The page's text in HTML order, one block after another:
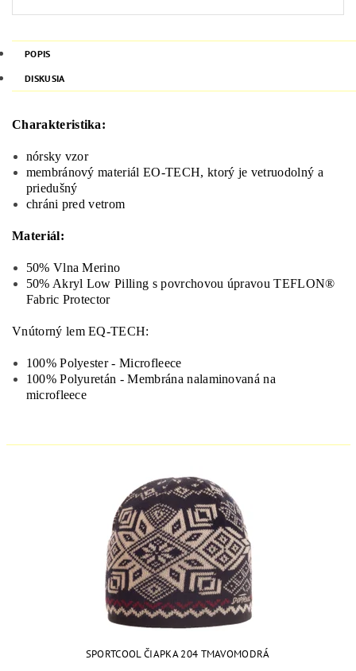
POPIS
DISKUSIA
Charakteristika:
nórsky vzor
membránový materiál EO-TECH, ktorý je vetruodolný a
priedušný
chráni pred vetrom
Materiál:
50% Vlna Merino
50% Akryl Low Pilling s povrchovou úpravou TEFLON®
Fabric Protector
Vnútorný lem EQ-TECH:
100% Polyester - Microfleece
100% Polyuretán - Membrána nalaminovaná na
microfleece
SPORTCOOL ČIAPKA 204 TMAVOMODRÁ